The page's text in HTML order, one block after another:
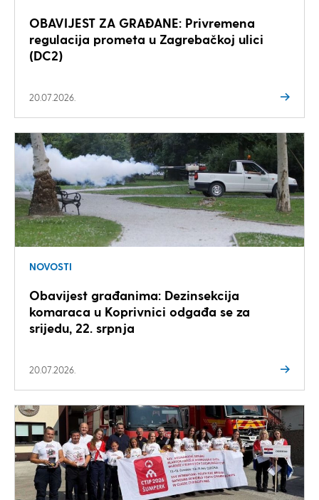
OBAVIJEST ZA GRAĐANE: Privremena
regulacija prometa u Zagrebačkoj ulici
(DC2)
20.07.2026.
NOVOSTI
Obavijest građanima: Dezinsekcija
komaraca u Koprivnici odgađa se za
srijedu, 22. srpnja
20.07.2026.